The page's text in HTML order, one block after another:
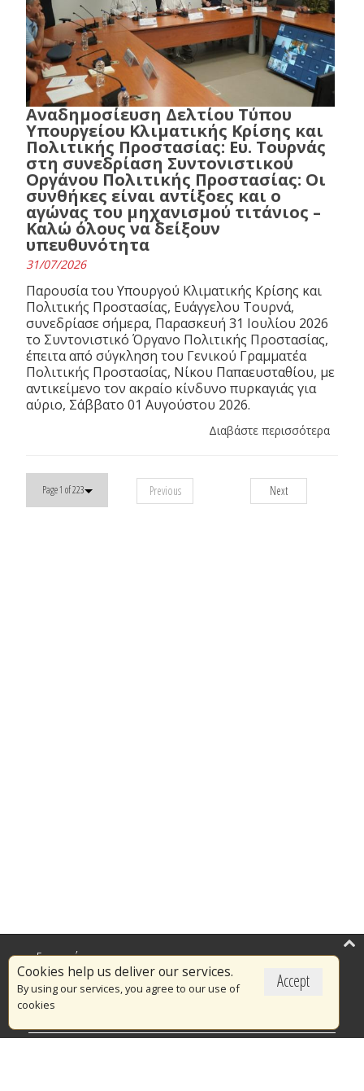
Αναδημοσίευση Δελτίου Τύπου
Υπουργείου Κλιματικής Κρίσης και
Πολιτικής Προστασίας: Ευ. Τουρνάς
στη συνεδρίαση Συντονιστικού
Οργάνου Πολιτικής Προστασίας: Οι
συνθήκες είναι αντίξοες και ο
αγώνας του μηχανισμού τιτάνιος –
Καλώ όλους να δείξουν
υπευθυνότητα
31/07/2026
Παρουσία του Υπουργού Κλιματικής Κρίσης και
Πολιτικής Προστασίας, Ευάγγελου Τουρνά,
συνεδρίασε σήμερα, Παρασκευή 31 Ιουλίου 2026
το Συντονιστικό Όργανο Πολιτικής Προστασίας,
έπειτα από σύγκληση του Γενικού Γραμματέα
Πολιτικής Προστασίας, Νίκου Παπαευσταθίου, με
αντικείμενο τον ακραίο κίνδυνο πυρκαγιάς για
αύριο, Σάββατο 01 Αυγούστου 2026.
Διαβάστε περισσότερα
Page 1 of 223 Previous Next
Accept
Cookies help us deliver our services.
By using our services, you agree to our use of
cookies
Επικαιρότητα
Το Πυροσβεστικό Σώμα